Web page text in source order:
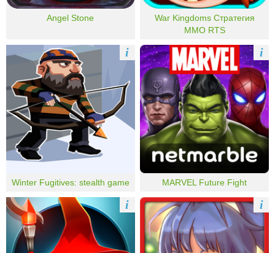
Angel Stone
War Kingdoms Стратегия
MMO RTS
Winter Fugitives: stealth game
i
MARVEL Future Fight
i
i i